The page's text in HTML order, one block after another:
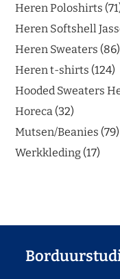
Heren Poloshirts 71
Heren Softshell
Heren Sweaters 86
Heren t-shirts 124
Hooded Sweaters
Horeca 32
Mutsen/Beanies 79
Werkkleding 17